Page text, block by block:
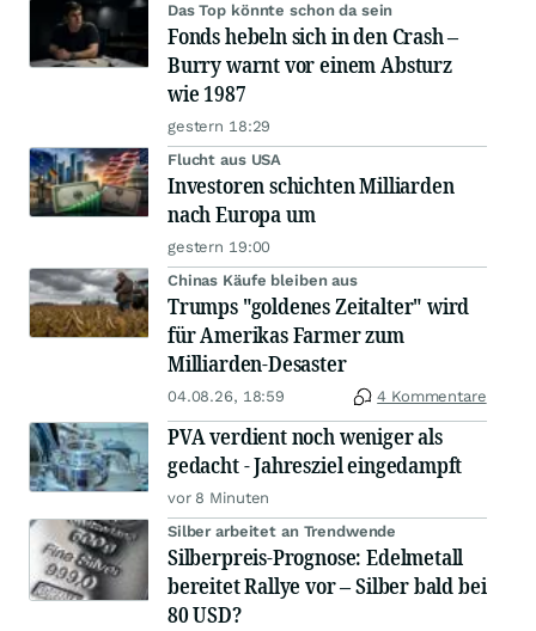
Das Top könnte schon da sein
Fonds hebeln sich in den Crash –
Burry warnt vor einem Absturz
wie 1987
gestern 18:29
Flucht aus USA
Investoren schichten Milliarden
nach Europa um
gestern 19:00
Chinas Käufe bleiben aus
Trumps "goldenes Zeitalter" wird
für Amerikas Farmer zum
Milliarden-Desaster
04.08.26, 18:59 4 Kommentare
PVA verdient noch weniger als
gedacht - Jahresziel eingedampft
vor 8 Minuten
Silber arbeitet an Trendwende
Silberpreis-Prognose: Edelmetall
bereitet Rallye vor – Silber bald bei
80 USD?